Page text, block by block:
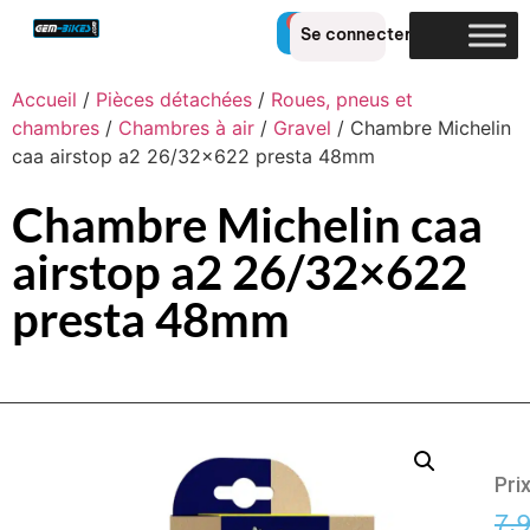
Se connecter
Accueil / Pièces détachées / Roues, pneus et
chambres / Chambres à air / Gravel / Chambre Michelin
caa airstop a2 26/32×622 presta 48mm
Chambre Michelin caa
airstop a2 26/32×622
presta 48mm
Prix